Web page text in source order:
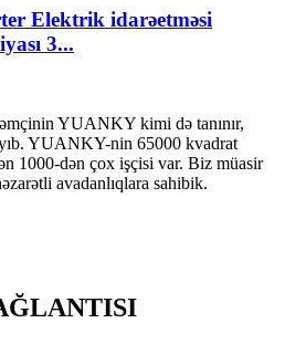
Elektrik idarəetməsi
3...
YUANKY kimi də tanınır,
YUANKY-nin 65000 kvadrat
1000-dən çox işçisi var. Biz müasir
avadanlıqlara sahibik.